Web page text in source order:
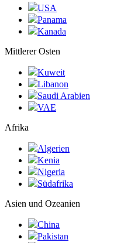
USA
Panama
Kanada
Mittlerer Osten
Kuweit
Libanon
Saudi Arabien
VAE
Afrika
Algerien
Kenia
Nigeria
Südafrika
Asien und Ozeanien
China
Pakistan